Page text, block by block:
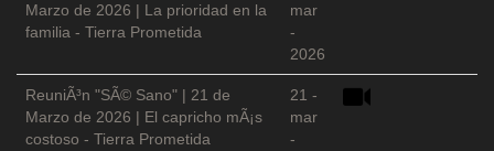
Marzo de 2026 | La prioridad en la
familia - Tierra Prometida
mar
-
2026
ReuniÃ³n "SÃ© Sano" | 21 de
Marzo de 2026 | El capricho mÃ¡s
costoso - Tierra Prometida
21 -
mar
-